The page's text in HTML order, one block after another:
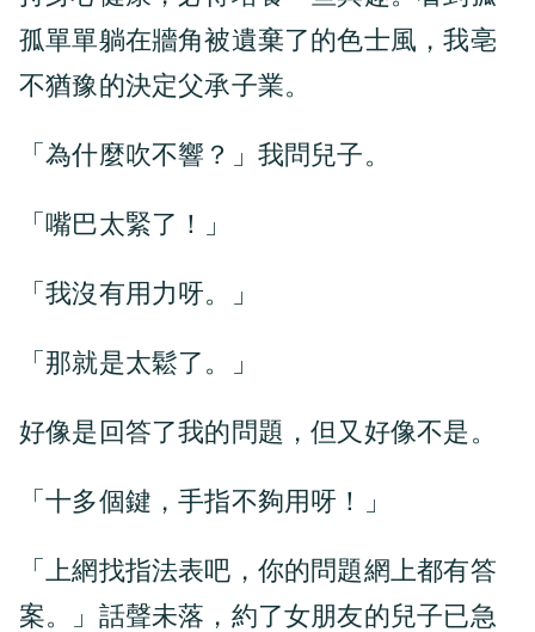
孤單單躺在牆角被遺棄了的色士風，我亳
不猶豫的決定父承子業。
「為什麼吹不響？」我問兒子。
「嘴巴太緊了！」
「我沒有用力呀。」
「那就是太鬆了。」
好像是回答了我的問題，但又好像不是。
「十多個鍵，手指不夠用呀！」
「上網找指法表吧，你的問題網上都有答
案。」話聲未落，約了女朋友的兒子已急